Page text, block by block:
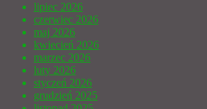
lipiec 2026
czerwiec 2026
maj 2026
kwiecień 2026
marzec 2026
luty 2026
styczeń 2026
grudzień 2025